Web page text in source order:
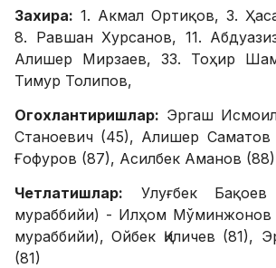
Захира: 1. Акмал Ортиқов, 3.
8. Равшан Хурсанов, 11.
Алишер Мирзаев, 33. Тоҳир
Тимур Толипов,
Огохлантиришлар: Эргаш
Станоевич (45), Алишер
Ғофуров (87), Асилбек Аманов (88)
Четлатишлар: Улуғбек
мураббийи) - Илҳом
мураббийи), Ойбек Қиличев (81),
(81)